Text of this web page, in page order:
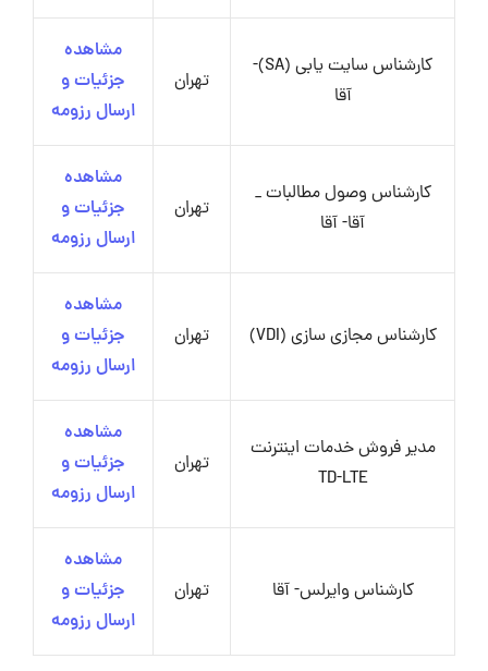
کارشناس سایت یابی (SA)-
آقا
تهران
مشاهده
جزئیات و
ارسال رزومه
کارشناس وصول مطالبات _
آقا- آقا
تهران
مشاهده
جزئیات و
ارسال رزومه
کارشناس مجازی سازی (VDI) تهران
مشاهده
جزئیات و
ارسال رزومه
مدیر فروش خدمات اینترنت
TD-LTE
تهران
مشاهده
جزئیات و
ارسال رزومه
کارشناس وایرلس- آقا تهران
مشاهده
جزئیات و
ارسال رزومه